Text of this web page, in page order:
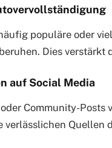
populäre oder
Dies verstärkt
auf Social Media
Community-Posts
verlässlichen Quellen